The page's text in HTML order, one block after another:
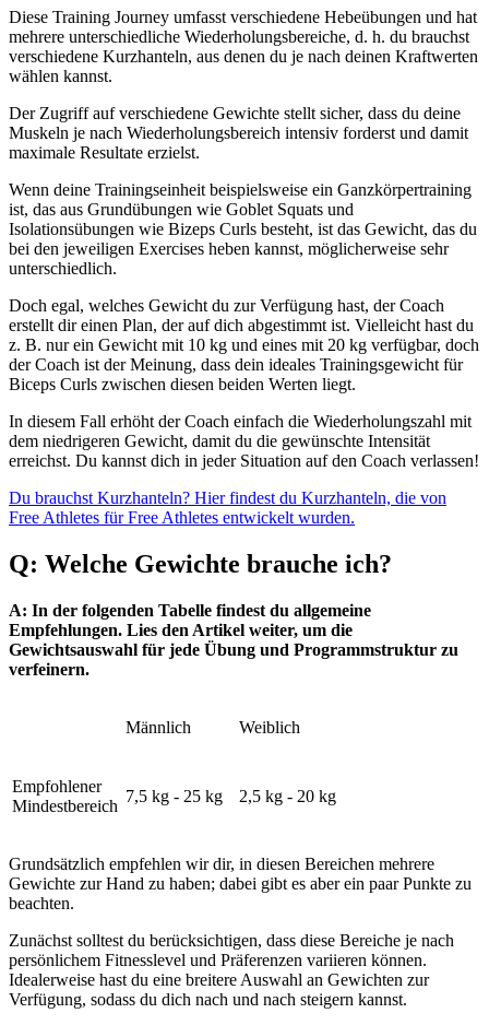
Diese Training Journey umfasst verschiedene Hebeübungen und hat
mehrere unterschiedliche Wiederholungsbereiche, d. h. du brauchst
verschiedene Kurzhanteln, aus denen du je nach deinen Kraftwerten
wählen kannst.
Der Zugriff auf verschiedene Gewichte stellt sicher, dass du deine
Muskeln je nach Wiederholungsbereich intensiv forderst und damit
maximale Resultate erzielst.
Wenn deine Trainingseinheit beispielsweise ein Ganzkörpertraining
ist, das aus Grundübungen wie Goblet Squats und
Isolationsübungen wie Bizeps Curls besteht, ist das Gewicht, das du
bei den jeweiligen Exercises heben kannst, möglicherweise sehr
unterschiedlich.
Doch egal, welches Gewicht du zur Verfügung hast, der Coach
erstellt dir einen Plan, der auf dich abgestimmt ist. Vielleicht hast du
z. B. nur ein Gewicht mit 10 kg und eines mit 20 kg verfügbar, doch
der Coach ist der Meinung, dass dein ideales Trainingsgewicht für
Biceps Curls zwischen diesen beiden Werten liegt.
In diesem Fall erhöht der Coach einfach die Wiederholungszahl mit
dem niedrigeren Gewicht, damit du die gewünschte Intensität
erreichst. Du kannst dich in jeder Situation auf den Coach verlassen!
Du brauchst Kurzhanteln? Hier findest du Kurzhanteln, die von
Free Athletes für Free Athletes entwickelt wurden.
Q: Welche Gewichte brauche ich?
A: In der folgenden Tabelle findest du allgemeine
Empfehlungen. Lies den Artikel weiter, um die
Gewichtsauswahl für jede Übung und Programmstruktur zu
verfeinern.
Männlich Weiblich
Empfohlener
Mindestbereich
7,5 kg - 25 kg 2,5 kg - 20 kg
Grundsätzlich empfehlen wir dir, in diesen Bereichen mehrere
Gewichte zur Hand zu haben; dabei gibt es aber ein paar Punkte zu
beachten.
Zunächst solltest du berücksichtigen, dass diese Bereiche je nach
persönlichem Fitnesslevel und Präferenzen variieren können.
Idealerweise hast du eine breitere Auswahl an Gewichten zur
Verfügung, sodass du dich nach und nach steigern kannst.